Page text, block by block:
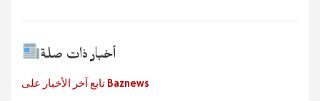
أخبار ذات صلة
تابع آخر الأخبار على Baznews